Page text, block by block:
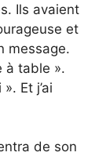
Ils avaient
et
message.
à table ».
Et j’ai
de son